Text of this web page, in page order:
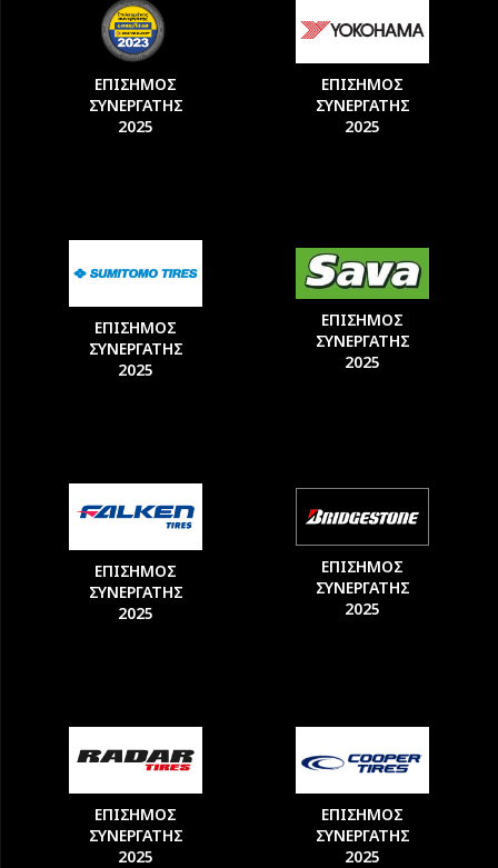
ΕΠΙΣΗΜΟΣ
ΣΥΝΕΡΓΑΤΗΣ
2025
ΕΠΙΣΗΜΟΣ
ΣΥΝΕΡΓΑΤΗΣ
2025
ΕΠΙΣΗΜΟΣ
ΣΥΝΕΡΓΑΤΗΣ
2025
ΕΠΙΣΗΜΟΣ
ΣΥΝΕΡΓΑΤΗΣ
2025
ΕΠΙΣΗΜΟΣ
ΣΥΝΕΡΓΑΤΗΣ
2025
ΕΠΙΣΗΜΟΣ
ΣΥΝΕΡΓΑΤΗΣ
2025
ΕΠΙΣΗΜΟΣ
ΣΥΝΕΡΓΑΤΗΣ
2025
ΕΠΙΣΗΜΟΣ
ΣΥΝΕΡΓΑΤΗΣ
2025